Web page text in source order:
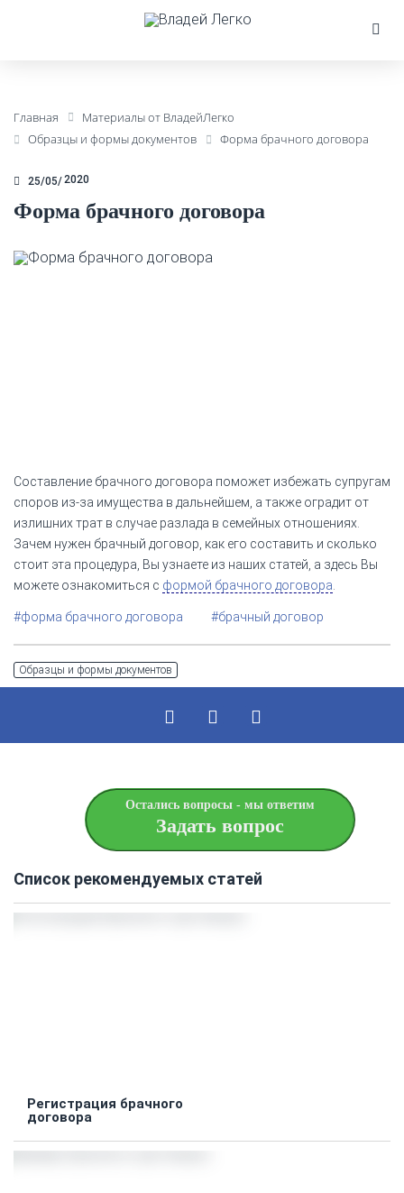
Главная
Материалы от ВладейЛегко
Образцы и формы документов
Форма брачного договора
25/05 2020
Форма брачного договора
Составление брачного договора поможет избежать супругам
споров из-за имущества в дальнейшем, а также оградит от
излишних трат в случае разлада в семейных отношениях.
Зачем нужен брачный договор, как его составить и сколько
стоит эта процедура, Вы узнаете из наших статей, а здесь Вы
можете ознакомиться с формой брачного договора
#форма брачного договора #брачный договор
Образцы и формы документов
Остались вопросы - мы ответим
Задать вопрос
Список рекомендуемых статей
Регистрация брачного
договора